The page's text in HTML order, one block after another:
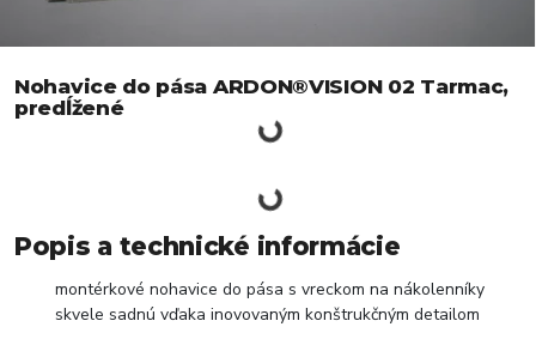
Nohavice do pása ARDON®VISION 02 Tarmac,
predĺžené
Popis a technické informácie
montérkové nohavice do pása s vreckom na nákolenníky
skvele sadnú vďaka inovovaným konštrukčným detailom